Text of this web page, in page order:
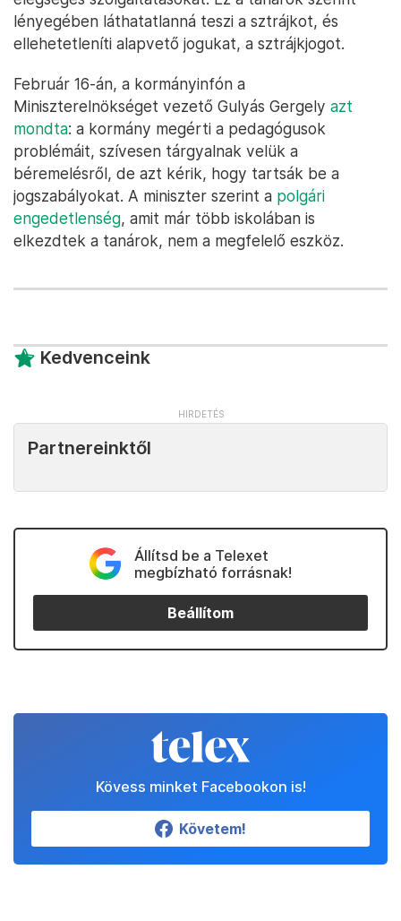
lényegében láthatatlanná teszi a sztrájkot, és
ellehetetleníti alapvető jogukat, a sztrájkjogot.
Február 16-án, a kormányinfón a
Miniszterelnökséget vezető Gulyás Gergely azt
mondta: a kormány megérti a pedagógusok
problémáit, szívesen tárgyalnak velük a
béremelésről, de azt kérik, hogy tartsák be a
jogszabályokat. A miniszter szerint a polgári
engedetlenség, amit már több iskolában is
elkezdtek a tanárok, nem a megfelelő eszköz.
Kedvenceink
Partnereinktől
Állítsd be a Telexet
megbízható forrásnak!
Beállítom
Kövess minket Facebookon is!
Követem!